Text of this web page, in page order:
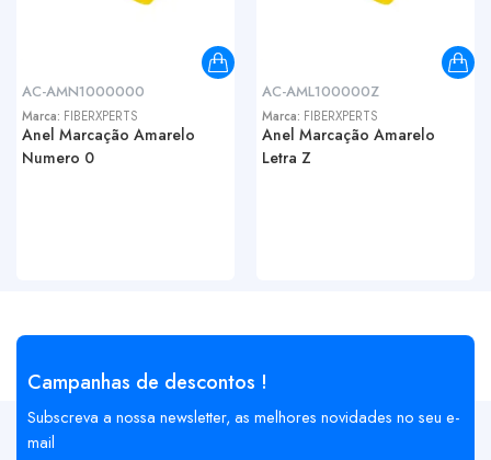
AC-AMN1000000
Marca: FIBERXPERTS
Anel Marcação Amarelo
Numero 0
AC-AML100000Z
Marca: FIBERXPERTS
Anel Marcação Amarelo
Letra Z
Campanhas de descontos !
Subscreva a nossa newsletter, as melhores novidades no seu e-
mail